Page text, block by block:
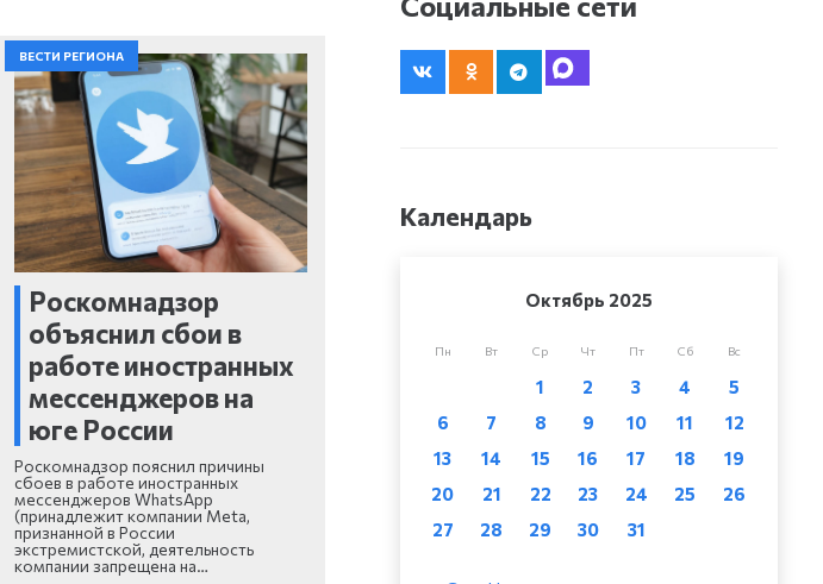
ВЕСТИ РЕГИОНА
Роскомнадзор
объяснил сбои в
работе иностранных
мессенджеров на
юге России
Роскомнадзор пояснил причины
сбоев в работе иностранных
мессенджеров WhatsApp
(принадлежит компании Meta,
признанной в России
экстремистской, деятельность
компании запрещена на…
Календарь
Октябрь 2025
Пн Вт Ср Чт Пт Сб Вс
1 2 3 4
5
6
7 8 9 10 11
12
13
14 15 16 17 18
19
20
21 22 23 24 25
26
27
28 29 30 31